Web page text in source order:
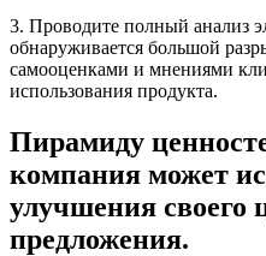
3. Проводите полный анализ
обнаруживается большой
самооценками и мнениями
использования продукта.
Пирамиду
компания может
улучшения своего
предложения.